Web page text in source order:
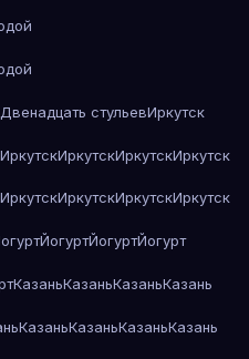
стульевИркутск
ИркутскИркутскИркутскИркутск
ИркутскИркутскИркутскИркутск
ЙогуртЙогуртЙогурт
КазаньКазаньКазаньКазань
КазаньКазаньКазаньКазань